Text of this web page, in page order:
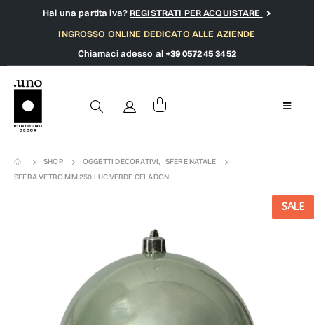
Hai una partita iva?REGISTRATI PER ACQUISTARE
INGROSSO ONLINE DEDICATO ALLE AZIENDE
Chiamaci adesso al +39 0572 45 34 52
SHOP OGGETTI DECORATIVI,
SFERE NATALE
SFERA VETRO MM.250 LUC.VERDE CELADON
SALE